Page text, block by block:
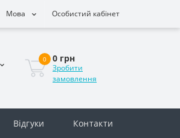
Мова Особистий кабінет
0 0 грн
Зробити
замовлення
Відгуки Контакти